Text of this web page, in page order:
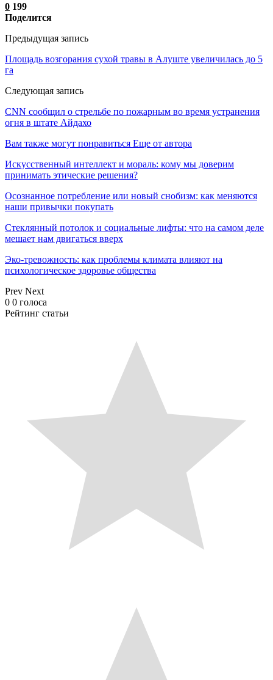
0 199
Поделится
Предыдущая запись
Площадь возгорания сухой травы в Алуште увеличилась до 5
га
Следующая запись
CNN сообщил о стрельбе по пожарным во время устранения
огня в штате Айдахо
Вам также могут понравиться Еще от автора
Искусственный интеллект и мораль: кому мы доверим
принимать этические решения?
Осознанное потребление или новый снобизм: как меняются
наши привычки покупать
Стеклянный потолок и социальные лифты: что на самом деле
мешает нам двигаться вверх
Эко-тревожность: как проблемы климата влияют на
психологическое здоровье общества
Prev Next
0 0 голоса
Рейтинг статьи